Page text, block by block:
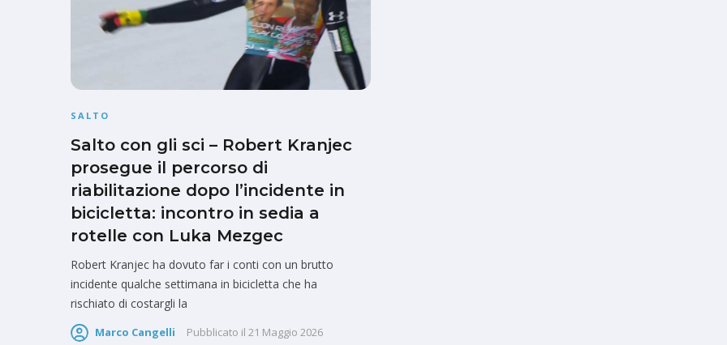
SALTO
Salto con gli sci – Robert Kranjec
prosegue il percorso di
riabilitazione dopo l’incidente in
bicicletta: incontro in sedia a
rotelle con Luka Mezgec
Robert Kranjec ha dovuto far i conti con un brutto
incidente qualche settimana in bicicletta che ha
rischiato di costargli la
Marco Cangelli Pubblicato il 21 Maggio 2026